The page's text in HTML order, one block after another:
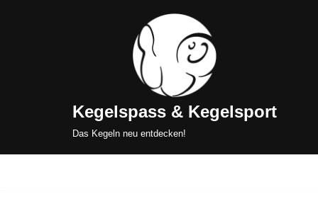
Kegelspass & Kegelsport
Das Kegeln neu entdecken!